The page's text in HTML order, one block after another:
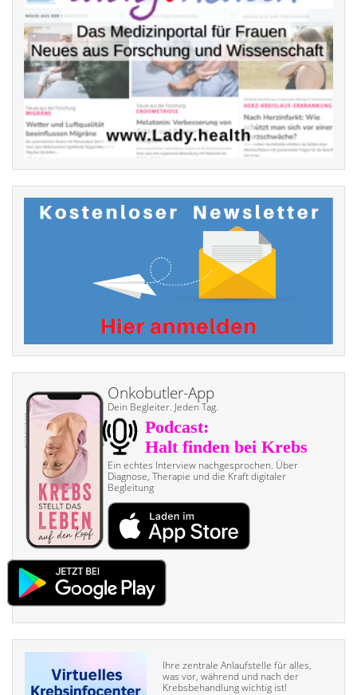
Onkobutler-App
Dein Begleiter. Jeden Tag.
Ein echtes Interview nach­gesprochen. Über
Diagnose, Therapie und die Kraft digitaler
Begleitung
Ihre zentrale Anlaufstelle für alles,
was vor, während und nach der
Krebsbehandlung wichtig ist!